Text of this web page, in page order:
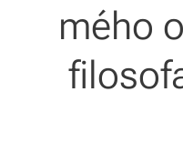
mého